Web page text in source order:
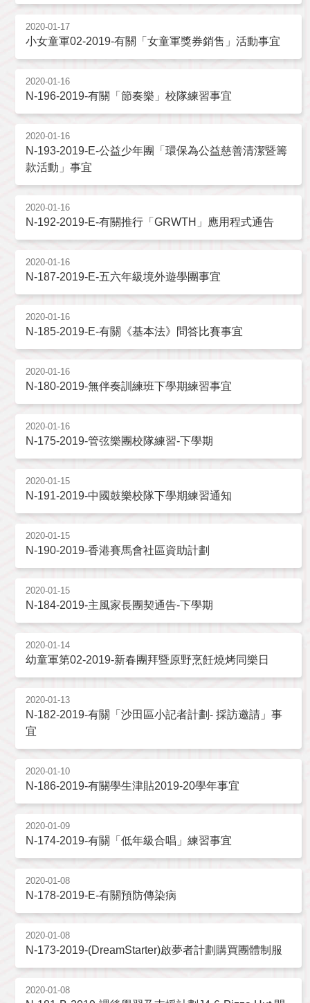
2020-01-17
小女童軍02-2019-有關「女童軍獎券銷售」活動事宜
2020-01-16
N-196-2019-有關「節奏樂」校隊練習事宜
2020-01-16
N-193-2019-E-公益少年團「環保為公益慈善清潔暨籌
款活動」事宜
2020-01-16
N-192-2019-E-有關推行「GRWTH」應用程式通告
2020-01-16
N-187-2019-E-五六年級境外遊學團事宜
2020-01-16
N-185-2019-E-有關《基本法》問答比賽事宜
2020-01-16
N-180-2019-無伴奏訓練班下學期練習事宜
2020-01-16
N-175-2019-管弦樂團校隊練習-下學期
2020-01-15
N-191-2019-中國鼓樂校隊下學期練習通知
2020-01-15
N-190-2019-香港賽馬會社區資助計劃
2020-01-15
N-184-2019-主風家長團契通告-下學期
2020-01-14
幼童軍第02-2019-新春團拜暨原野烹飪燒烤同樂日
2020-01-13
N-182-2019-有關「沙田區小記者計劃- 採訪邀請」事
宜
2020-01-10
N-186-2019-有關學生津貼2019-20學年事宜
2020-01-09
N-174-2019-有關「低年級合唱」練習事宜
2020-01-08
N-178-2019-E-有關預防傳染病
2020-01-08
N-173-2019-(DreamStarter)啟夢者計劃購買團體制服
2020-01-08